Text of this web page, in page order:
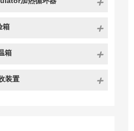
箱
箱
装置